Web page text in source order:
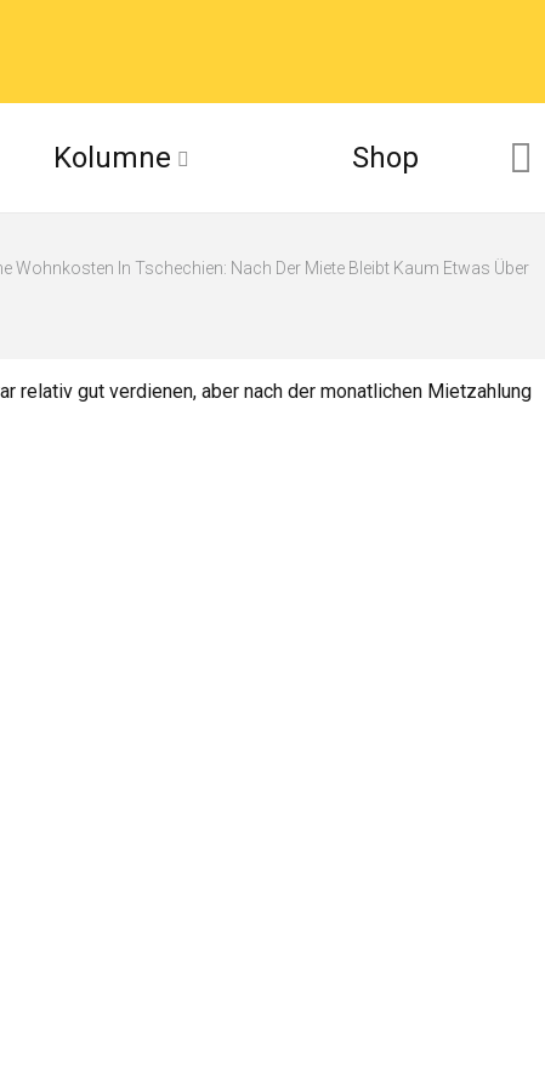
Kolumne Shop
Wohnkosten In Tschechien: Nach Der Miete Bleibt Kaum Etwas Über
relativ gut verdienen, aber nach der monatlichen Mietzahlung